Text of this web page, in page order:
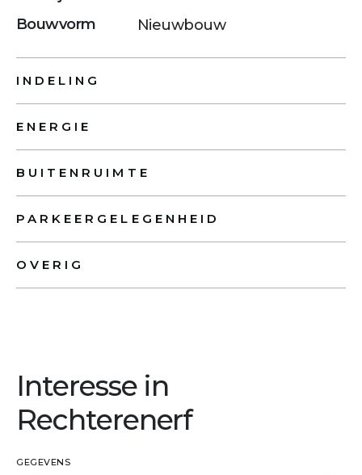
Bouwvorm
Nieuwbouw
INDELING
ENERGIE
BUITENRUIMTE
PARKEERGELEGENHEID
OVERIG
Interesse in
Rechterenerf
GEGEVENS